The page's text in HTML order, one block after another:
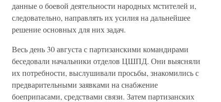
данные о боевой деятельности народных мстителей и,
следовательно, направлять их усилия на дальнейшее
решение основных для них задач.
Весь день 30 августа с партизанскими командирами
беседовали начальники отделов ЦШПД. Они выясняли
их потребности, выслушивали просьбы, знакомились с
предварительными заявками на снабжение
боеприпасами, средствами связи. Затем партизанских